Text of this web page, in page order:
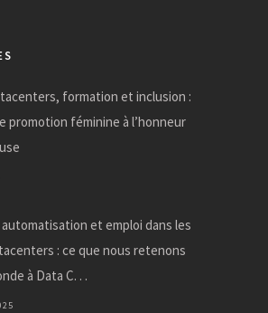
formation et inclusion :
promotion féminine à l’honneur
automatisation et emploi dans les
: ce que nous retenons
à Data C. . .